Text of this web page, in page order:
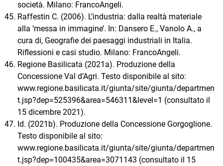
società. Milano: FrancoAngeli.
Raffestin C. (2006). L’industria: dalla realtà materiale
alla ‘messa in immagine’. In: Dansero E., Vanolo A., a
cura di, Geografie dei paesaggi industriali in Italia.
Riflessioni e casi studio. Milano: FrancoAngeli.
Regione Basilicata (2021a). Produzione della
Concessione Val d’Agri. Testo disponibile al sito:
www.regione.basilicata.it/giunta/site/giunta/departmen
t.jsp?dep=525396&area=546311&level=1 (consultato il
15 dicembre 2021).
Id. (2021b). Produzione della Concessione Gorgoglione.
Testo disponibile al sito:
www.regione.basilicata.it/giunta/site/giunta/departmen
t.jsp?dep=100435&area=3071143 (consultato il 15